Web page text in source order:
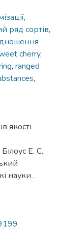
,
ряд сортів,
cherry,
, ranged
,
якості
Е. С.,
науки .